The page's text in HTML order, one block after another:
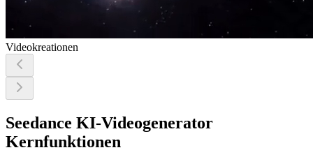
Videokreationen
Seedance KI-Videogenerator
Kernfunktionen